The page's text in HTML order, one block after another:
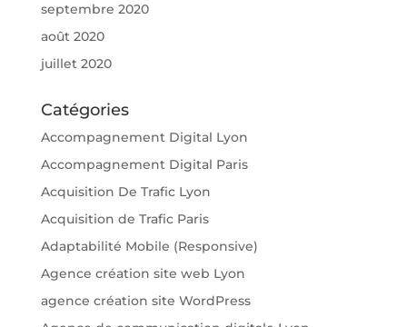
septembre 2020
août 2020
juillet 2020
Catégories
Accompagnement Digital Lyon
Accompagnement Digital Paris
Acquisition De Trafic Lyon
Acquisition de Trafic Paris
Adaptabilité Mobile (Responsive)
Agence création site web Lyon
agence création site WordPress